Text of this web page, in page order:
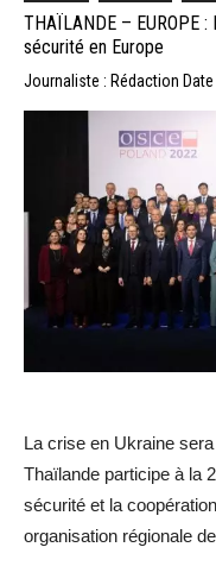
THAÏLANDE – EUROPE
sécurité en Europe
Journaliste : Rédaction
La crise en Ukraine
Thaïlande participe à la
sécurité et la
organisation régionale